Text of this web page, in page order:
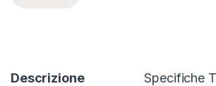
Descrizione Specifiche